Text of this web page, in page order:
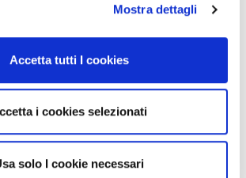
Mostra dettagli
Accetta tutti I cookies
i cookies selezionati
solo I cookie necessari